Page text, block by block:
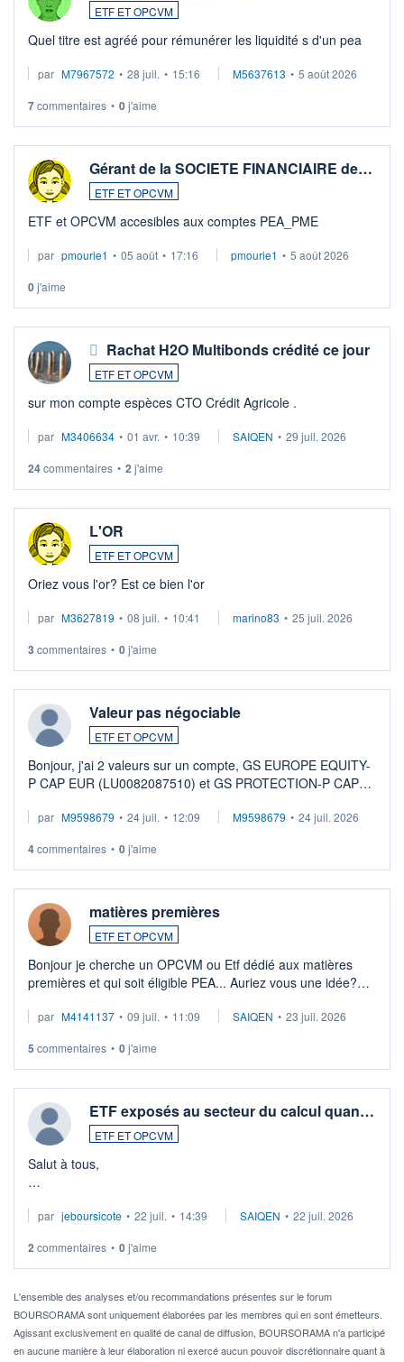
ETF ET OPCVM
Quel titre est agréé pour rémunérer les liquidité s d'un pea
par M7967572 • 28 juil. • 15:16 M5637613 • 5 août 2026
7commentaires • 0j'aime
Gérant de la SOCIETE FINANCIAIRE de…
ETF ET OPCVM
ETF et OPCVM accesibles aux comptes PEA_PME
par pmourie1 • 05 août • 17:16 pmourie1 • 5 août 2026
0j'aime
Rachat H2O Multibonds crédité ce jour
ETF ET OPCVM
sur mon compte espèces CTO Crédit Agricole .
par M3406634 • 01 avr. • 10:39 SAIQEN • 29 juil. 2026
24commentaires • 2 j'aime
L'OR
ETF ET OPCVM
Oriez vous l'or? Est ce bien l'or
par M3627819 • 08 juil. • 10:41 marino83 • 25 juil. 2026
3 commentaires • 0j'aime
Valeur pas négociable
ETF ET OPCVM
Bonjour, j'ai 2 valeurs sur un compte, GS EUROPE EQUITY-
P CAP EUR (LU0082087510) et GS PROTECTION-P CAP
veux procéder à la vente, on me signale ...
par M9598679 • 24 juil. • 12:09 M9598679 • 24 juil. 2026
4commentaires • 0j'aime
matières premières
ETF ET OPCVM
Bonjour je cherche un OPCVM ou Etf dédié aux matières
premières et qui soit éligible PEA... Auriez vous une idée?
par M4141137 • 09 juil. • 11:09 SAIQEN • 23 juil. 2026
5 commentaires • 0j'aime
ETF exposés au secteur du calcul quan…
ETF ET OPCVM
Salut à tous,
via un ETF plutôt que des actions individuelles.
Idéalement, je voudrais qu'il soit éligible au PEA.
Pour l' ...
par jeboursicote • 22 juil. • 14:39 SAIQEN • 22 juil. 2026
2 commentaires • 0j'aime
L'ensemble des analyses et/ou recommandations présentes sur le forum
BOURSORAMA sont uniquement élaborées par les membres qui en sont émetteurs.
Agissant exclusivement en qualité de canal de diffusion, BOURSORAMA n'a participé
en aucune manière à leur élaboration ni exercé aucun pouvoir discrétionnaire quant à